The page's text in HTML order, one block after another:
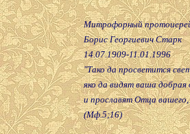
Митрофорный
Борис Георгиевич Старк
14.07.1909-11.01.1996
"Тако да просветится
яко да видят ваша добрая
и прославят Отца
(Мф.5;16)